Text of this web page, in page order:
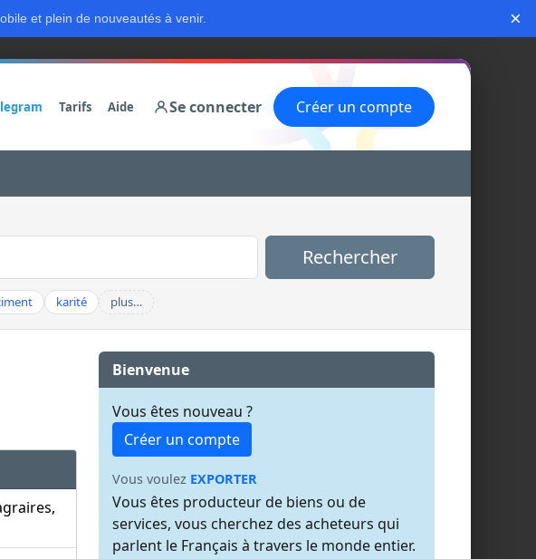
et plein de nouveautés à venir. ×
Tarifs Aide Se connecter Créer un compte
Rechercher
karité plus…
Bienvenue
Vous êtes nouveau ?
Créer un compte
Vous voulez EXPORTER
Vous êtes producteur de biens ou de
services, vous cherchez des acheteurs qui
parlent le Français à travers le monde entier.